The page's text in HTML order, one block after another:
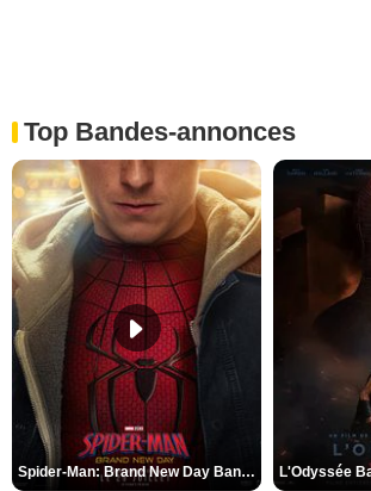
Top Bandes-annonces
Spider-Man: Brand New Day Bande-annonce VO STFR